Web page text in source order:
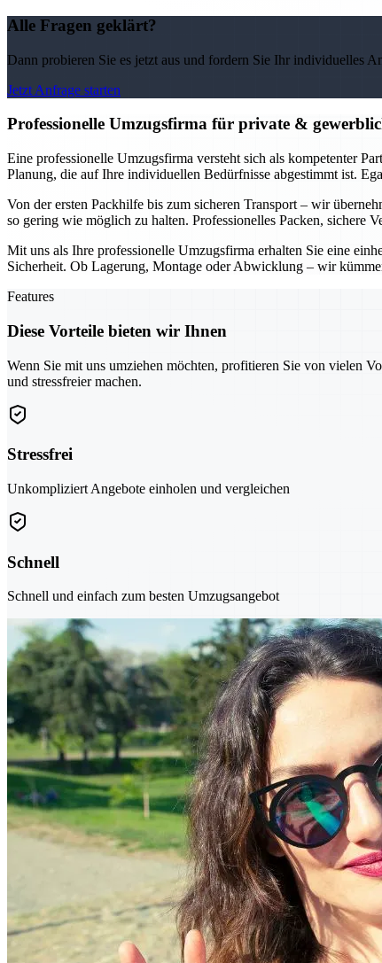
Alle Fragen geklärt?
Dann probieren Sie es jetzt aus und fordern Sie Ihr individuelles
Jetzt Anfrage starten
Professionelle Umzugsfirma für private &
Eine professionelle Umzugsfirma versteht sich als kompetenter
Planung, die auf Ihre individuellen Bedürfnisse abgestimmt ist.
Von der ersten Packhilfe bis zum sicheren Transport – wir
so gering wie möglich zu halten. Professionelles Packen, sichere
Mit uns als Ihre professionelle Umzugsfirma erhalten Sie eine
Sicherheit. Ob Lagerung, Montage oder Abwicklung – wir
Features
Diese Vorteile bieten wir Ihnen
Wenn Sie mit uns umziehen möchten, profitieren Sie von vielen
und stressfreier machen.
Stressfrei
Unkompliziert Angebote einholen und vergleichen
Schnell
Schnell und einfach zum besten Umzugsangebot